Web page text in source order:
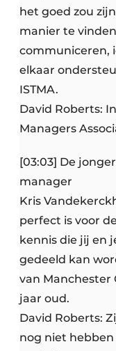
het goed zou
manier te
communiceren,
elkaar
ISTMA.
David Roberts:
Managers
[03:03] De
manager
Kris
perfect is voor
kennis die jij en
gedeeld kan
van Manchester
jaar oud.
David Roberts:
nog niet